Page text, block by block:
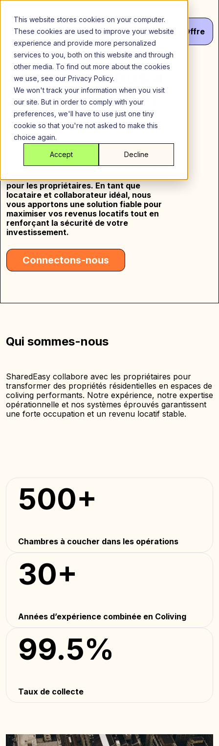
This website stores cookies on your computer.
These cookies are used to improve your website
experience and provide more personalized
services to you, both on this website and through
other media. To find out more about the cookies
we use, see our Privacy Policy.
We won't track your information when you visit
our site. But in order to comply with your
preferences, we'll have to use just one tiny
cookie so that you're not asked to make this
choice again.
Accept Decline
Aller
contenu
Menu
VaVotre Offre
Associez-vous à
SharedEasy dès
aujourd’hui
SharedEasy est une société hôtelière qui
pour les propriétaires. En tant que
locataire et collaborateur idéal, nous
vous apportons une solution fiable pour
maximiser vos revenus locatifs tout en
renforçant la sécurité de votre
investissement.
Connectons-nous
Qui sommes-nous
SharedEasy collabore avec les propriétaires pour
transformer des propriétés résidentielles en espaces de
coliving performants. Notre expérience, notre expertise
opérationnelle et nos systèmes éprouvés garantissent
une forte occupation et un revenu locatif stable.
500+
Chambres à coucher dans les opérations
30+
Années d’expérience combinée en Coliving
99.5%
Taux de collecte